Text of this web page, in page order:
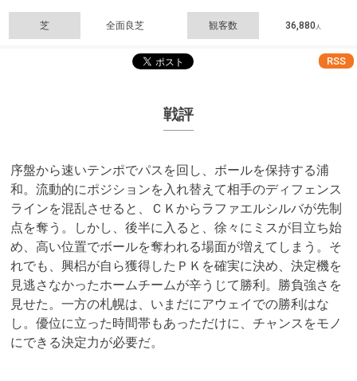
芝 全面良芝 観客数 36,880 人
RSS
戦評
序盤から速いテンポでパスを回し、ボールを保持する浦
和。流動的にポジションを入れ替えて相手のディフェンス
ラインを混乱させると、ＣＫからラファエルシルバが先制
点を奪う。しかし、後半に入ると、徐々にミスが目立ち始
め、高い位置でボールを奪われる場面が増えてしまう。そ
れでも、興梠が自ら獲得したＰＫを確実に決め、決定機を
見逃さなかったホームチームが辛うじて勝利。勝負強さを
見せた。一方の札幌は、いまだにアウェイでの勝利はな
し。優位に立った時間帯もあっただけに、チャンスをモノ
にできる決定力が必要だ。